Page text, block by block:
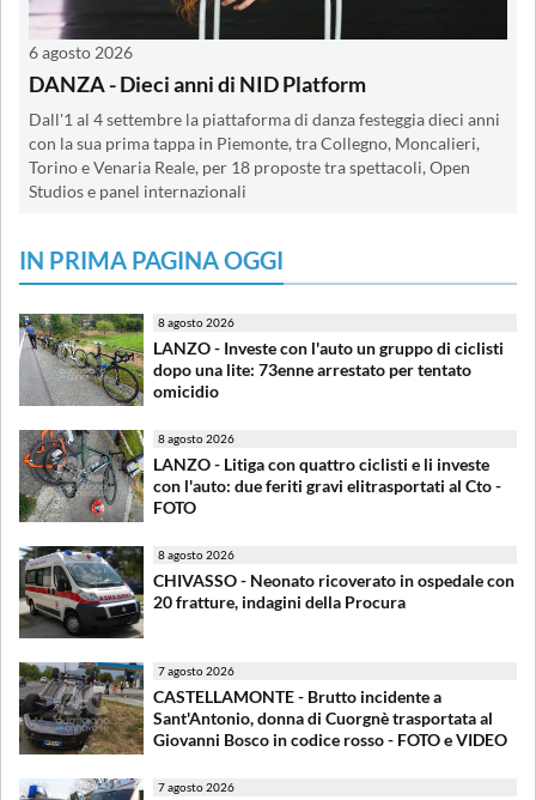
6 agosto 2026
DANZA - Dieci anni di NID Platform
Dall'1 al 4 settembre la piattaforma di danza festeggia dieci anni
con la sua prima tappa in Piemonte, tra Collegno, Moncalieri,
Torino e Venaria Reale, per 18 proposte tra spettacoli, Open
Studios e panel internazionali
IN PRIMA PAGINA OGGI
8 agosto 2026
LANZO - Investe con l'auto un gruppo di ciclisti
dopo una lite: 73enne arrestato per tentato
omicidio
8 agosto 2026
LANZO - Litiga con quattro ciclisti e li investe
con l'auto: due feriti gravi elitrasportati al Cto -
FOTO
8 agosto 2026
CHIVASSO - Neonato ricoverato in ospedale con
20 fratture, indagini della Procura
7 agosto 2026
CASTELLAMONTE - Brutto incidente a
Sant'Antonio, donna di Cuorgnè trasportata al
Giovanni Bosco in codice rosso - FOTO e VIDEO
7 agosto 2026